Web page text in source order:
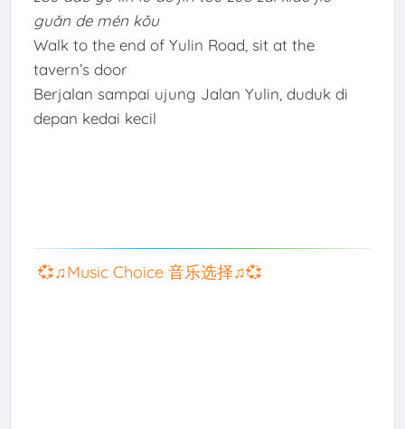
guǎn de mén kǒu
Walk to the end of Yulin Road, sit at the
tavern’s door
Berjalan sampai ujung Jalan Yulin, duduk di
depan kedai kecil
💞♫Music Choice 音乐选择♫💞